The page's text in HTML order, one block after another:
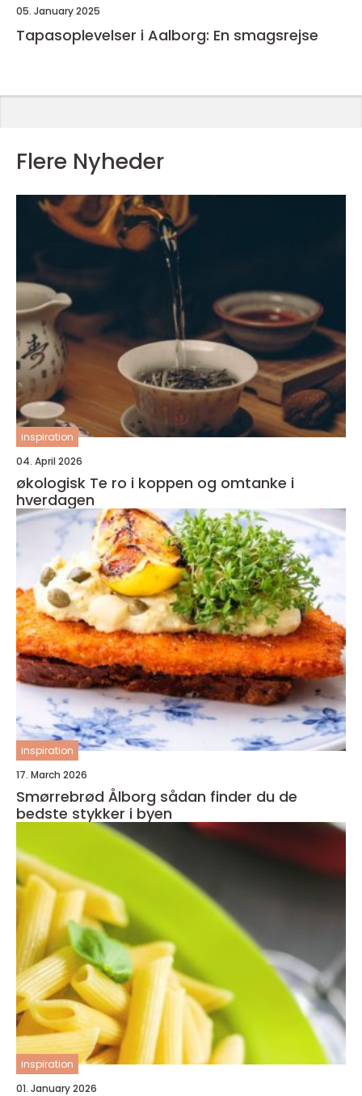
05. January 2025
Tapasoplevelser i Aalborg: En smagsrejse
Flere Nyheder
inspiration
04. April 2026
økologisk Te ro i koppen og omtanke i
hverdagen
inspiration
17. March 2026
Smørrebrød Ålborg sådan finder du de
bedste stykker i byen
inspiration
01. January 2026